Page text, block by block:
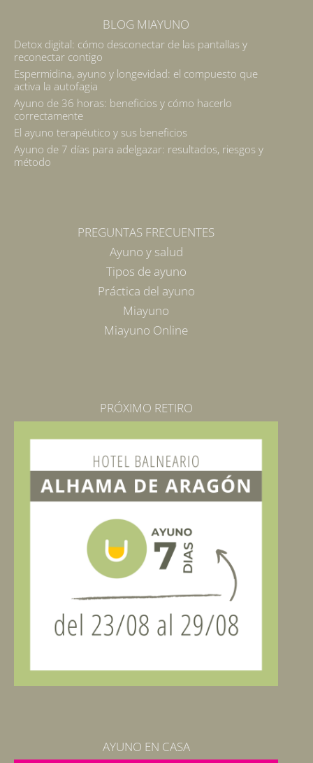
BLOG MIAYUNO
Detox digital: cómo desconectar de las pantallas y
reconectar contigo
Espermidina, ayuno y longevidad: el compuesto que
activa la autofagia
Ayuno de 36 horas: beneficios y cómo hacerlo
correctamente
El ayuno terapéutico y sus beneficios
Ayuno de 7 días para adelgazar: resultados, riesgos y
método
PREGUNTAS FRECUENTES
Ayuno y salud
Tipos de ayuno
Práctica del ayuno
Miayuno
Miayuno Online
PRÓXIMO RETIRO
AYUNO EN CASA